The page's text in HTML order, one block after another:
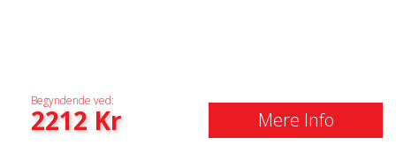
Begyndende ved:
2212Kr Mere Info